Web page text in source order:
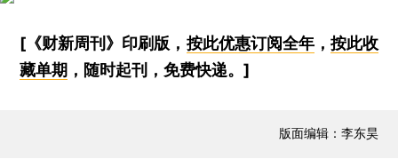
[《财新周刊》印刷版， 按此优惠订阅全年， 按此收
藏单期 ，随时起刊，免费快递。]
版面编辑：李东昊